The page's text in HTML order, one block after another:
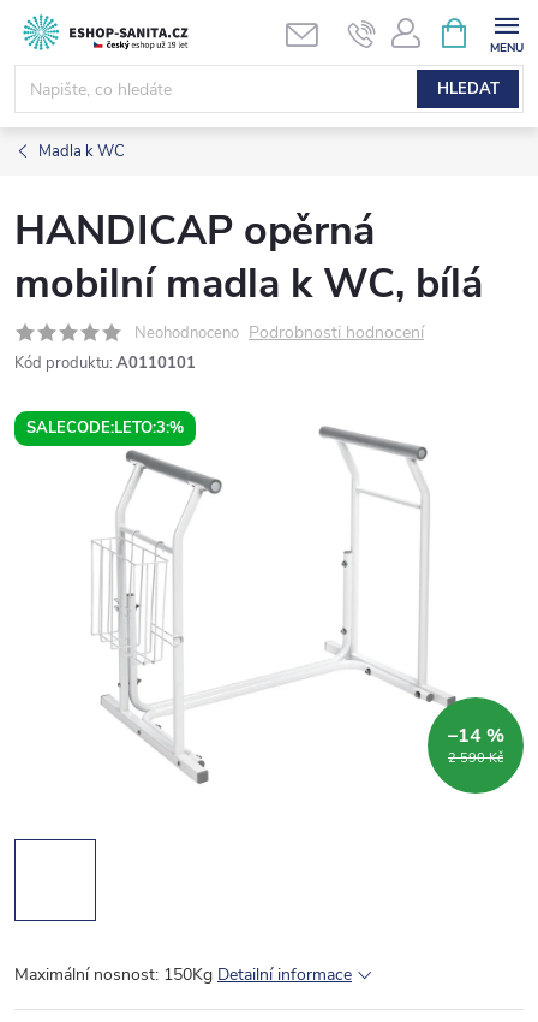
Přejít
obsah
HLEDAT
NÁKUPNÍ
KOŠÍK
Madla k WC
HANDICAP opěrná
mobilní madla k WC, bílá
Neohodnoceno Podrobnosti hodnocení
Kód produktu: A0110101
SALECODE:LETO:3:%
2 590 Kč
–14 %
Maximální nosnost: 150Kg Detailní informace